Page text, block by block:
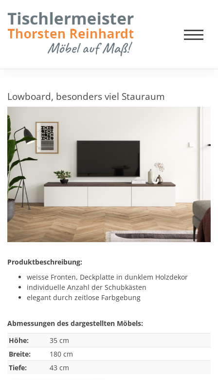
Lowboard, besonders viel Stauraum
Produktbeschreibung:
weisse Fronten, Deckplatte in dunklem Holzdekor
individuelle Anzahl der Schubkästen
elegant durch zeitlose Farbgebung
Abmessungen des dargestellten Möbels:
Höhe:
35 cm
Breite:
180 cm
Tiefe:
43 cm